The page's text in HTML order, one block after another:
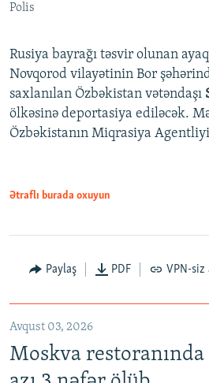
Polis
Rusiya bayrağı təsvir olunan
Novqorod vilayətinin Bor
saxlanılan Özbəkistan vətəndaşı
ölkəsinə deportasiya ediləcək.
Özbəkistanın Miqrasiya Agentliyi
Ətraflı burada oxuyun
Paylaş PDF VPN-siz
Avqust 03, 2026
Moskva restoranında